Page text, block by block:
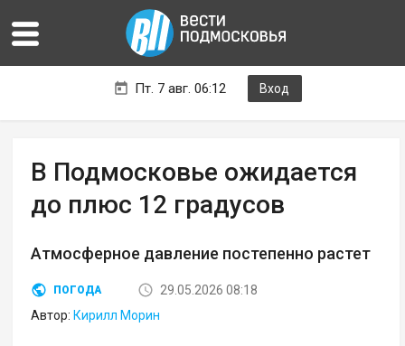
Пт. 7 авг. 06:12 Вход
В Подмосковье ожидается
до плюс 12 градусов
Атмосферное давление постепенно растет
ПОГОДА
29.05.2026 08:18
Автор: Кирилл Морин